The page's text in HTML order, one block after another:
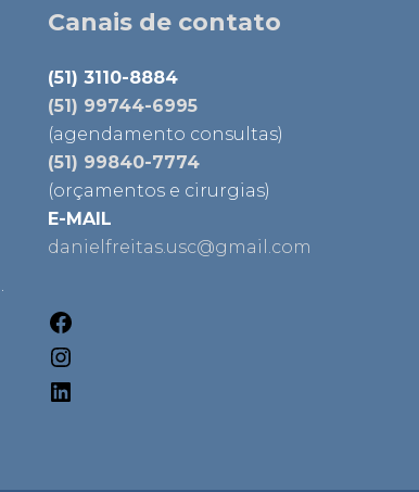
Canais de contato
(51) 3110-8884
(51) 99744-6995
(agendamento consultas)
(51) 99840-7774
(orçamentos e cirurgias)
E-MAIL
danielfreitas.usc@gmail.com
Facebook
Instagram
LinkedIn